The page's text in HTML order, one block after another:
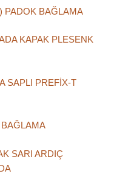
PADOK BAĞLAMA
KAPAK PLESENK
SAPLI PREFİX-T
SARI ARDIÇ